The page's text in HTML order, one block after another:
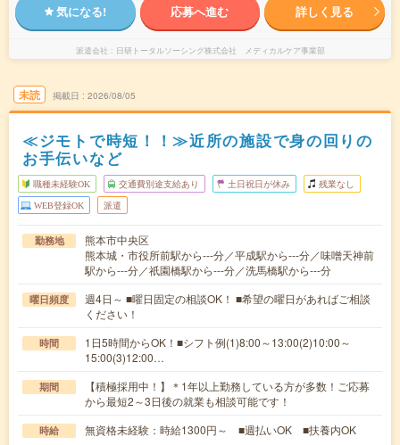
気になる! 応募へ進む 詳しく見る
派遣会社 日研トータルソーシング株式会社 メディカルケア事業部
未読 掲載日 2026/08/05
≪ジモトで時短！！≫近所の施設で身の回りの
お手伝いなど
職種未経験OK 交通費別途支給あり 土日祝日が休み 残業なし
WEB登録OK 派遣
勤務地
熊本市中央区
熊本城・市役所前駅から---分／平成駅から---分／味噌天神前
駅から---分／祇園橋駅から---分／洗馬橋駅から---分
曜日頻度
週4日～ ■曜日固定の相談OK！ ■希望の曜日があればご相談
ください！
時間
1日5時間からOK！■シフト例(1)8:00～13:00(2)10:00～
15:00(3)12:00…
期間
【積極採用中！】＊1年以上勤務している方が多数！ご応募
から最短2～3日後の就業も相談可能です！
時給 無資格未経験：時給1300円～ ■週払いOK ■扶養内OK